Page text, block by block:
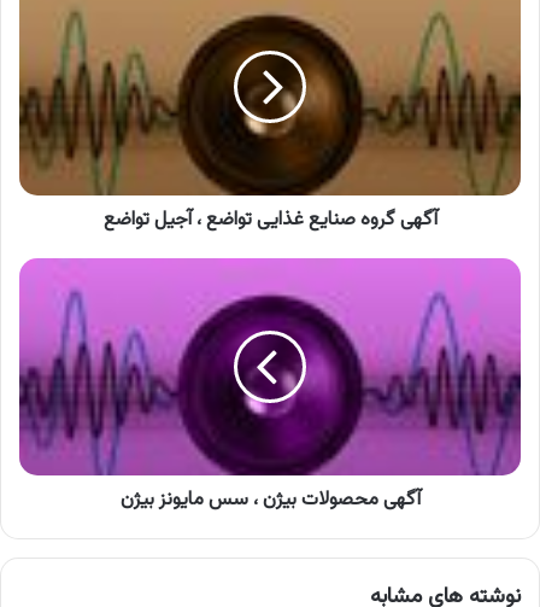
غذایی
تواضع
،
آجیل
تواضع
آگهی گروه صنایع غذایی تواضع ، آجیل تواضع
آگهی
محصولات
،
سس
مایونز
بیژن
آگهی محصولات بیژن ، سس مایونز بیژن
نوشته های مشابه